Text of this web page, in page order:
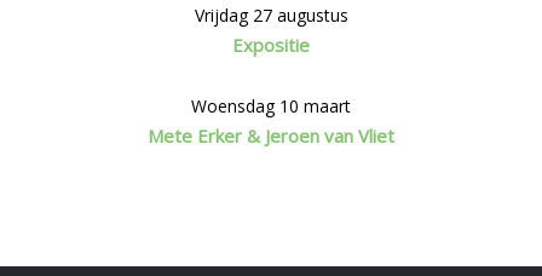
Vrijdag 27 augustus
Expositie
Woensdag 10 maart
Mete Erker & Jeroen van Vliet